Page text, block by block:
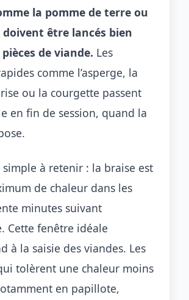
la pomme de terre ou
être lancés bien
de viande. Les
comme l’asperge, la
ou la courgette passent
en fin de session, quand la
à retenir : la braise est
de chaleur dans les
minutes suivant
Cette fenêtre idéale
à la saisie des viandes. Les
tolèrent une chaleur moins
en papillote,